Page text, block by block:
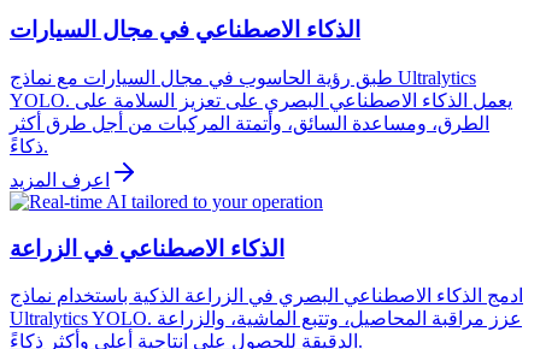
الذكاء الاصطناعي في مجال السيارات
طبق رؤية الحاسوب في مجال السيارات مع نماذج Ultralytics
YOLO. يعمل الذكاء الاصطناعي البصري على تعزيز السلامة على
الطرق، ومساعدة السائق، وأتمتة المركبات من أجل طرق أكثر
ذكاءً.
اعرف المزيد
الذكاء الاصطناعي في الزراعة
ادمج الذكاء الاصطناعي البصري في الزراعة الذكية باستخدام نماذج
Ultralytics YOLO. عزز مراقبة المحاصيل، وتتبع الماشية، والزراعة
الدقيقة للحصول على إنتاجية أعلى وأكثر ذكاءً.